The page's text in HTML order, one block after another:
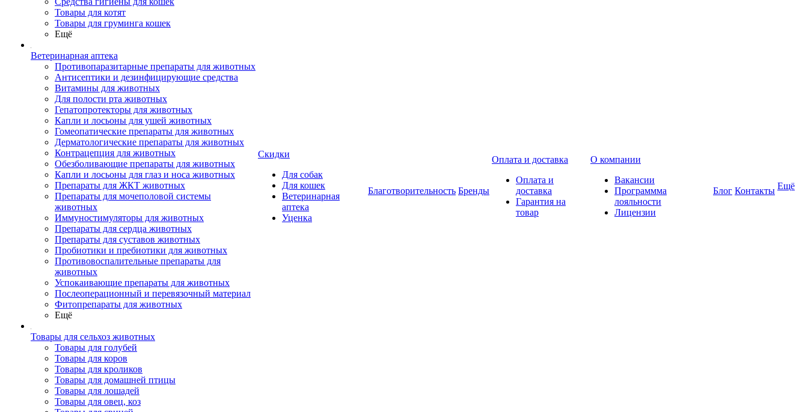
Товары для котят
Товары для груминга кошек
Ещё
Ветеринарная аптека
Противопаразитарные препараты для животных
Антисептики и дезинфицирующие средства
Витамины для животных
Для полости рта животных
Гепатопротекторы для животных
Капли и лосьоны для ушей животных
Гомеопатические препараты для животных
Дерматологические препараты для животных
Контрацепция для животных
Обезболивающие препараты для животных
Капли и лосьоны для глаз и носа животных
Препараты для ЖКТ животных
Препараты для мочеполовой системы
животных
Иммуностимуляторы для животных
Препараты для сердца животных
Препараты для суставов животных
Пробиотики и пребиотики для животных
Противовоспалительные препараты для
животных
Успокаивающие препараты для животных
Послеоперационный и перевязочный материал
Фитопрепараты для животных
Ещё
Товары для сельхоз животных
Товары для голубей
Товары для коров
Товары для кроликов
Товары для домашней птицы
Товары для лошадей
Товары для овец, коз
Скидки
Для собак
Для кошек
Ветеринарная
аптека
Уценка
Благотворительность Бренды
Оплата и доставка
Оплата и
доставка
Гарантия на
товар
О компании
Вакансии
Программма
лояльности
Лицензии
Блог Контакты Ещё